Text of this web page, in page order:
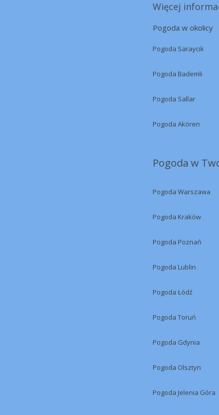
Więcej
Pogoda w okolicy
Pogoda Saraycık
Pogoda Bademli
Pogoda Sallar
Pogoda Akören
Pogoda w
Pogoda Warszawa
Pogoda Kraków
Pogoda Poznań
Pogoda Lublin
Pogoda Łódź
Pogoda Toruń
Pogoda Gdynia
Pogoda Olsztyn
Pogoda Jelenia Góra